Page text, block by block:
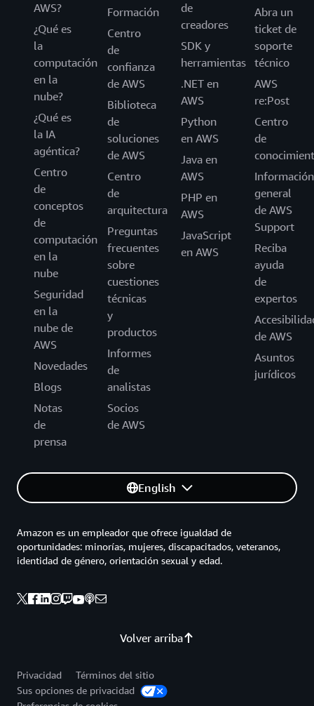
AWS?
¿Qué es
la
computación
en la
nube?
¿Qué es
la IA
agéntica?
Centro
de
conceptos
de
computación
en la
nube
Seguridad
en la
nube de
AWS
Novedades
Blogs
Notas
de
prensa
Formación
Centro
de
confianza
de AWS
Biblioteca
de
soluciones
de AWS
Centro
de
arquitectura
Preguntas
frecuentes
sobre
cuestiones
técnicas
y
productos
Informes
de
analistas
Socios
de AWS
de
creadores
SDK y
herramientas
.NET en
AWS
Python
en AWS
Java en
AWS
PHP en
AWS
JavaScript
en AWS
Abra un
ticket de
soporte
técnico
AWS
re:Post
Centro
de
Información
general
de AWS
Support
Reciba
ayuda
de
expertos
de AWS
Asuntos
jurídicos
English
Volver arriba
Amazon es un empleador que ofrece igualdad de
oportunidades: minorías, mujeres, discapacitados, veteranos,
identidad de género, orientación sexual y edad.
Privacidad
Términos del sitio
Sus opciones de privacidad